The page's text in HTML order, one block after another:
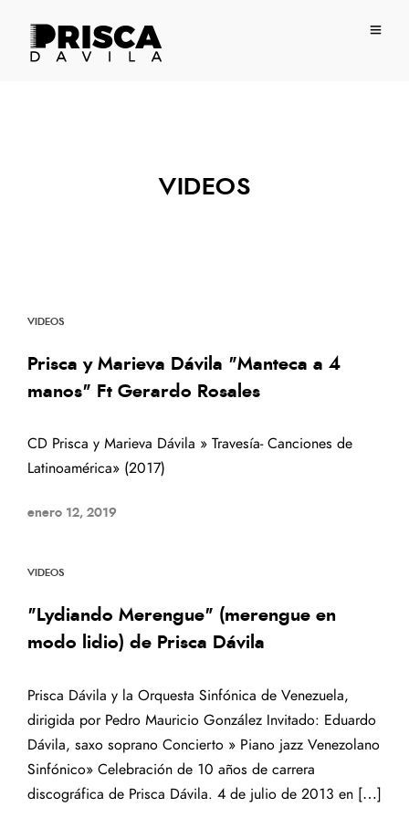
VIDEOS
VIDEOS
Prisca y Marieva Dávila "Manteca a 4
manos" Ft Gerardo Rosales
CD Prisca y Marieva Dávila » Travesía- Canciones de
Latinoamérica» (2017)
enero 12, 2019
VIDEOS
"Lydiando Merengue" (merengue en
modo lidio) de Prisca Dávila
Prisca Dávila y la Orquesta Sinfónica de Venezuela,
dirigida por Pedro Mauricio González Invitado: Eduardo
Dávila, saxo soprano Concierto » Piano jazz Venezolano
Sinfónico» Celebración de 10 años de carrera
discográfica de Prisca Dávila. 4 de julio de 2013 en […]